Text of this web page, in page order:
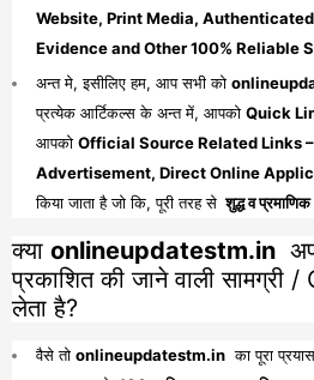
Website, Print Media,
Evidence and Other 100% Reliable
अन्त मे, इसीलिए हम, आप सभी को
प्रत्येक आर्टिकल्स के अन्त में, आपको Quick
आपको Official Source Related Links
Advertisement, Direct Online
किया जाता है जो कि, पूरी तरह से शुद्ध व
क्या onlineupdatestm.in
प्रकाशित की जाने वाली सामग्री
लेता है?
वैसे तो onlineupdatestm.in का पूरा